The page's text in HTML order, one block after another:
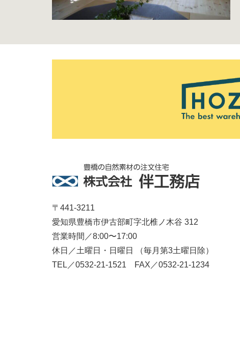
〒441-3211
愛知県豊橋市伊古部町字北椎ノ木谷 312
営業時間／8:00〜17:00
休日／土曜日・日曜日 （毎月第3土曜日除）
TEL／0532-21-1521 FAX／0532-21-1234